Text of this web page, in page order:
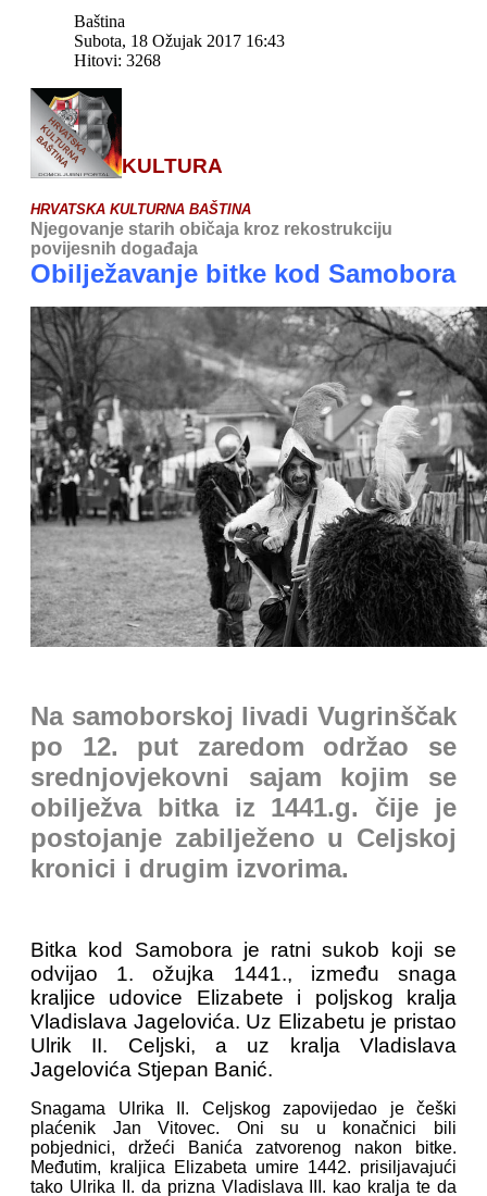
Baština
Subota, 18 Ožujak 2017 16:43
Hitovi: 3268
KULTURA
HRVATSKA KULTURNA BAŠTINA
Njegovanje starih običaja kroz rekostrukciju
povijesnih događaja
Obilježavanje bitke kod Samobora
Na samoborskoj livadi Vugrinščak
po 12. put zaredom održao se
srednjovjekovni sajam kojim se
obilježva bitka iz 1441.g. čije je
postojanje zabilježeno u Celjskoj
kronici i drugim izvorima.
Bitka kod Samobora je ratni sukob koji se
odvijao 1. ožujka 1441., između snaga
kraljice udovice Elizabete i poljskog kralja
Vladislava Jagelovića. Uz Elizabetu je pristao
Ulrik II. Celjski, a uz kralja Vladislava
Jagelovića Stjepan Banić.
Snagama Ulrika II. Celjskog zapovijedao je češki
plaćenik Jan Vitovec. Oni su u konačnici bili
pobjednici, držeći Banića zatvorenog nakon bitke.
Međutim, kraljica Elizabeta umire 1442. prisiljavajući
tako Ulrika II. da prizna Vladislava III. kao kralja te da